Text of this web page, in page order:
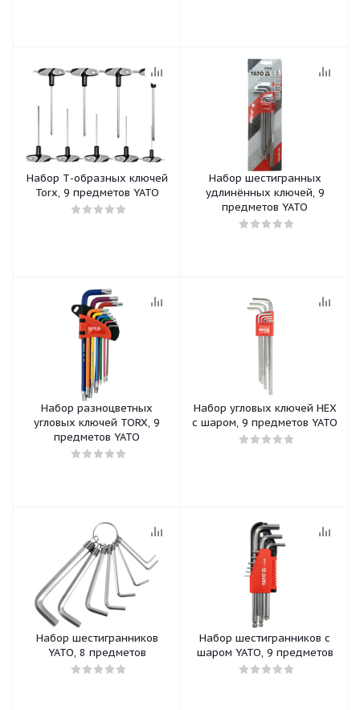
Набор Т-образных ключей
Torx, 9 предметов YATO
Набор шестигранных
удлинённых ключей, 9
предметов YATO
Набор разноцветных
угловых ключей TORX, 9
предметов YATO
Набор угловых ключей HEX
с шаром, 9 предметов YATO
Набор шестигранников
YATO, 8 предметов
Набор шестигранников с
шаром YATO, 9 предметов